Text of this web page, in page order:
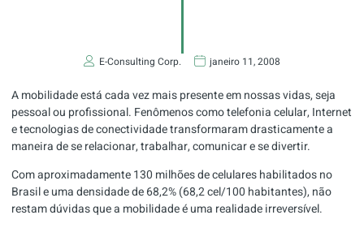
E-Consulting Corp. janeiro 11, 2008
A mobilidade está cada vez mais presente em nossas vidas, seja
pessoal ou profissional. Fenômenos como telefonia celular, Internet
e tecnologias de conectividade transformaram drasticamente a
maneira de se relacionar, trabalhar, comunicar e se divertir.
Com aproximadamente 130 milhões de celulares habilitados no
Brasil e uma densidade de 68,2% (68,2 cel/100 habitantes), não
restam dúvidas que a mobilidade é uma realidade irreversível.